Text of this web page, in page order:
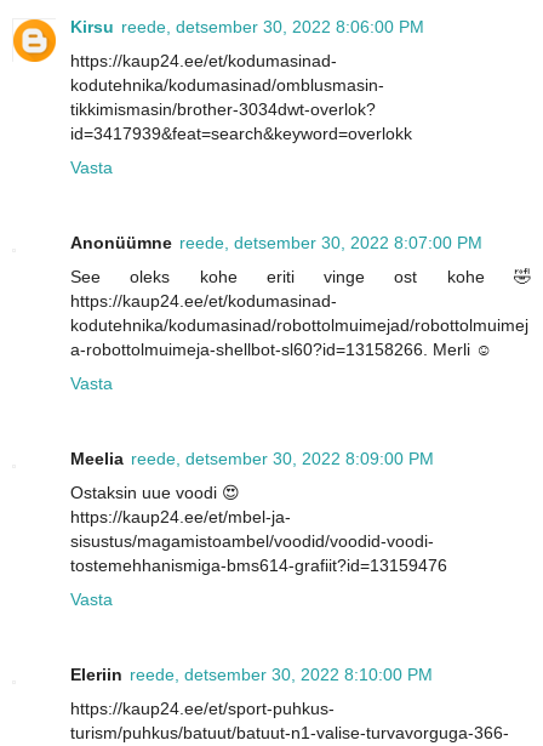
Kirsu reede, detsember 30, 2022 8:06:00 PM
https://kaup24.ee/et/kodumasinad-
kodutehnika/kodumasinad/omblusmasin-
tikkimismasin/brother-3034dwt-overlok?
id=3417939&feat=search&keyword=overlokk
Vasta
Anonüümne reede, detsember 30, 2022 8:07:00 PM
See oleks kohe eriti vinge ost kohe 🤣
https://kaup24.ee/et/kodumasinad-
kodutehnika/kodumasinad/robottolmuimejad/robottolmuimej
a-robottolmuimeja-shellbot-sl60?id=13158266. Merli ☺️
Vasta
Meelia reede, detsember 30, 2022 8:09:00 PM
Ostaksin uue voodi 😍
https://kaup24.ee/et/mbel-ja-
sisustus/magamistoambel/voodid/voodid-voodi-
tostemehhanismiga-bms614-grafiit?id=13159476
Vasta
Eleriin reede, detsember 30, 2022 8:10:00 PM
https://kaup24.ee/et/sport-puhkus-
turism/puhkus/batuut/batuut-n1-valise-turvavorguga-366-